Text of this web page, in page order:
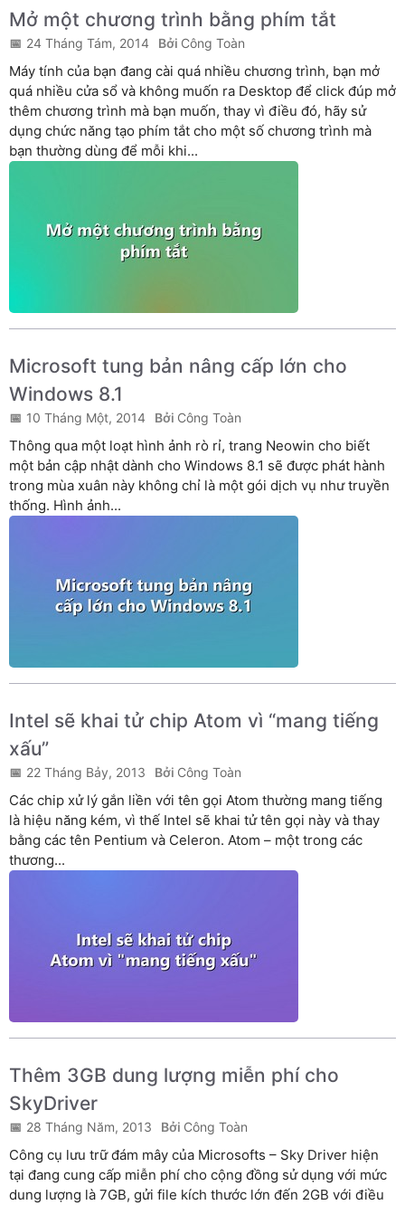
Mở một chương trình bằng phím tắt
24 Tháng Tám, 2014 Công Toàn
Máy tính của bạn đang cài quá nhiều chương trình, bạn mở
quá nhiều cửa sổ và không muốn ra Desktop để click đúp mở
thêm chương trình mà bạn muốn, thay vì điều đó, hãy sử
dụng chức năng tạo phím tắt cho một số chương trình mà
bạn thường dùng để mỗi khi...
Microsoft tung bản nâng cấp lớn cho
Windows 8.1
10 Tháng Một, 2014 Công Toàn
Thông qua một loạt hình ảnh rò rỉ, trang Neowin cho biết
một bản cập nhật dành cho Windows 8.1 sẽ được phát hành
trong mùa xuân này không chỉ là một gói dịch vụ như truyền
thống. Hình ảnh...
Intel sẽ khai tử chip Atom vì “mang tiếng
xấu”
22 Tháng Bảy, 2013 Công Toàn
Các chip xử lý gắn liền với tên gọi Atom thường mang tiếng
là hiệu năng kém, vì thế Intel sẽ khai tử tên gọi này và thay
bằng các tên Pentium và Celeron. Atom – một trong các
thương...
Thêm 3GB dung lượng miễn phí cho
SkyDriver
28 Tháng Năm, 2013 Công Toàn
Công cụ lưu trữ đám mây của Microsofts – Sky Driver hiện
tại đang cung cấp miễn phí cho cộng đồng sử dụng với mức
dung lượng là 7GB, gửi file kích thước lớn đến 2GB với điều